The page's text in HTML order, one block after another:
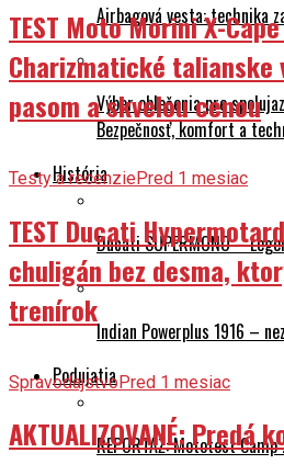
Airbagová vesta: technika
Výber oblečenia pre
Bezpečnosť, komfort a
História
Ducati SUPERMONO –
Indian Powerplus 1916 –
Podujatia
REPORTÁŽ: Mototest
TEST Moto Morini X-
Charizmatické talianske
pasom a skvelou cenou
Testy a recenziePred 1 mesiac
TEST Ducati
chuligán bez desma,
trenírok
SpravodajstvoPred 1 mesiac
AKTUALIZOVANÉ: Predá